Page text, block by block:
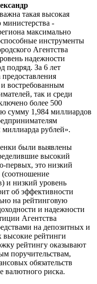
такая высокая
министерства -
максимально
инструменты
Агентства
надежности
подряд. За 6 лет
востребованным
так и среди
более 500
сумму 1,984 миллиардов
рублей».
были выявлены
высокий
первых, это низкий
(соотношение
и низкий уровень
об эффективности
на рейтинговую
и надежности
Агентства
на депозитных и
высокие рейтинги
рейтингу оказывают
поручительствам,
обязательств
валютного риска.